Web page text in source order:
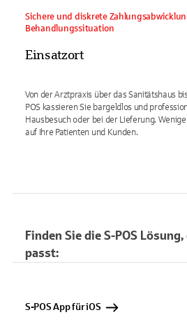
Sichere und diskrete
Behandlungssituation
Einsatzort
Von der Arztpraxis über das Sanitätshaus
POS kassieren Sie bargeldlos und
Hausbesuch oder bei der Lieferung.
auf Ihre Patienten und Kunden.
Finden Sie die S-POS
passt:
S-POS App für iOS